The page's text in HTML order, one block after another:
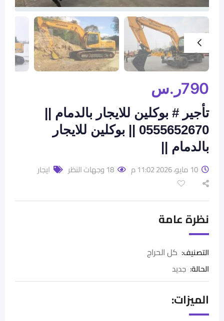
790ر.س
تأجير # بوكلين للايجار بالدمام ||
0555652670 || بوكلين للايجار
بالدمام ||
10 مايو، 2026 11:02 م 18 وجهات النظر ايجار
نظرة عامة
التصنيف: كل الحراج
الحالة: جديد
الميزات: